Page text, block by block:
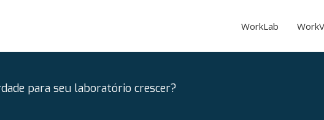
WorkLab
para seu laboratório crescer?